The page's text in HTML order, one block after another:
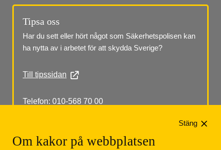
Tipsa oss
Har du sett eller hört något som Säkerhetspolisen kan
ha nytta av i arbetet för att skydda Sverige?
Till tipssidan
Telefon: 010-568 70 00
Om kakor på webbplatsen
Stäng